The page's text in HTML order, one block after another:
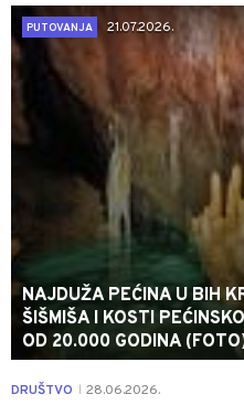
PUTOVANJA
21.07.2026.
NAJDUŽA PEĆINA U BIH
ŠIŠMIŠA I KOSTI
OD 20.000 GODINA
DRUŠTVO 28.06.2026.